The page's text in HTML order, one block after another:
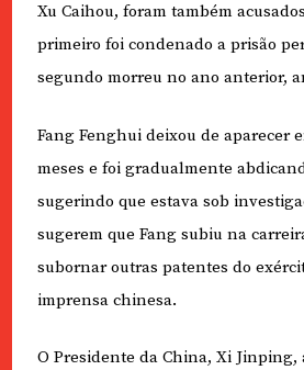
Xu Caihou, foram também
primeiro foi condenado a prisão
segundo morreu no ano anterior,
Fang Fenghui deixou de aparecer
meses e foi gradualmente
sugerindo que estava sob
sugerem que Fang subiu na
subornar outras patentes do
imprensa chinesa.
O Presidente da China, Xi Jinping,